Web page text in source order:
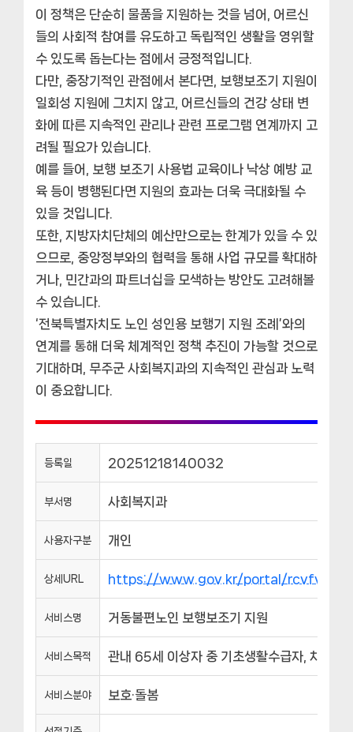
이 정책은 단순히 물품을 지원하는 것을 넘어, 어르신
들의 사회적 참여를 유도하고 독립적인 생활을 영위할
수 있도록 돕는다는 점에서 긍정적입니다.
다만, 중장기적인 관점에서 본다면, 보행보조기 지원이
일회성 지원에 그치지 않고, 어르신들의 건강 상태 변
화에 따른 지속적인 관리나 관련 프로그램 연계까지 고
려될 필요가 있습니다.
예를 들어, 보행 보조기 사용법 교육이나 낙상 예방 교
육 등이 병행된다면 지원의 효과는 더욱 극대화될 수
있을 것입니다.
또한, 지방자치단체의 예산만으로는 한계가 있을 수 있
으므로, 중앙정부와의 협력을 통해 사업 규모를 확대하
거나, 민간과의 파트너십을 모색하는 방안도 고려해볼
수 있습니다.
‘전북특별자치도 노인 성인용 보행기 지원 조례’와의
연계를 통해 더욱 체계적인 정책 추진이 가능할 것으로
기대하며, 무주군 사회복지과의 지속적인 관심과 노력
이 중요합니다.
등록일 20251218140032
부서명 사회복지과
사용자구분 개인
상세URL https://www.gov.kr/portal/
서비스명 거동불편노인 보행보조기 지원
서비스목적 관내 65세 이상자 중 기초생활수급자, 차상위
서비스분야 보호·돌봄